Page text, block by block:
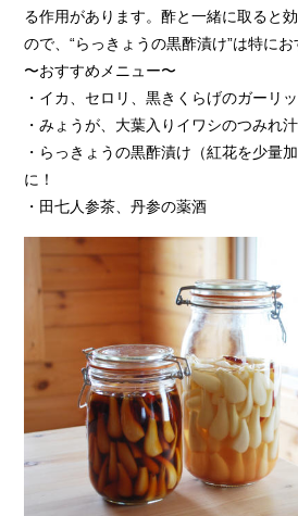
る作用があります。酢と一緒に取ると
ので、“らっきょうの黒酢漬け”は特にお
〜おすすめメニュー〜
・イカ、セロリ、黒きくらげのガーリ
・みょうが、大葉入りイワシのつみれ汁
・らっきょうの黒酢漬け（紅花を少量
に！
・田七人参茶、丹参の薬酒